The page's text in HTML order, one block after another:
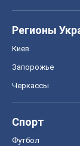
Регионы
Киев
Запорожье
Черкассы
Спорт
Футбол